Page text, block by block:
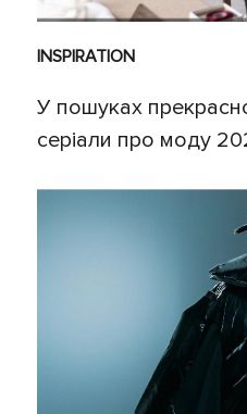
INSPIRATION
У пошуках
серіали про моду